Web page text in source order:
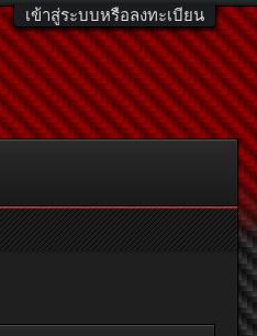
เข้าสู่ระบบหรือลงทะเบียน